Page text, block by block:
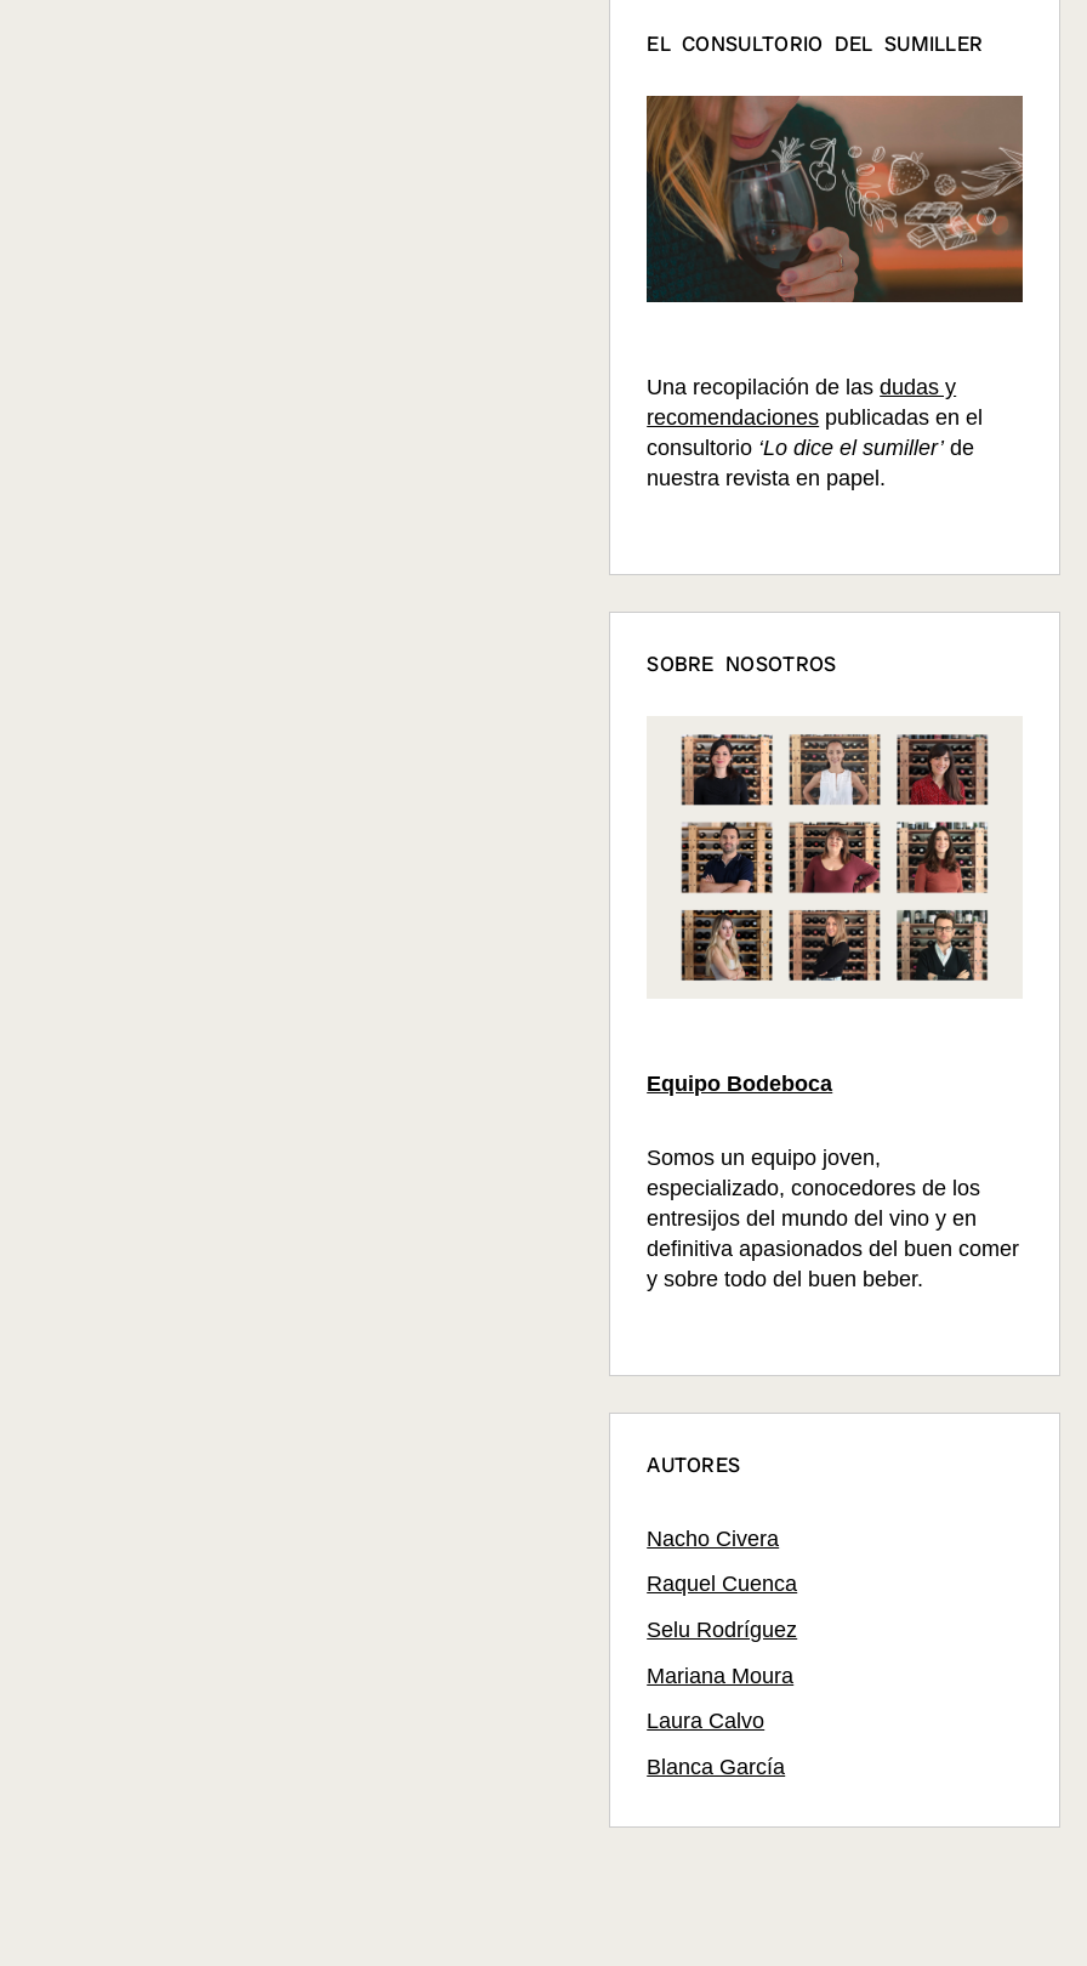
EL CONSULTORIO DEL SUMILLER
Una recopilación de lasdudas y
recomendaciones publicadas en el
consultorio ‘Lo dice el sumiller’de
nuestra revista en papel.
SOBRE NOSOTROS
Equipo Bodeboca
Somos un equipo joven,
especializado, conocedores de los
entresijos del mundo del vino y en
definitiva apasionados del buen comer
y sobre todo del buen beber.
AUTORES
Nacho Civera
Raquel Cuenca
Selu Rodríguez
Mariana Moura
Laura Calvo
Blanca García